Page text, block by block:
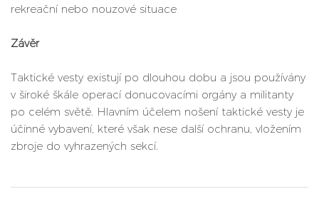
rekreační nebo nouzové situace
Závěr
Taktické vesty existují po dlouhou dobu a jsou používány
v široké škále operací donucovacími orgány a militanty
po celém světě. Hlavním účelem nošení taktické vesty je
účinné vybavení, které však nese další ochranu, vložením
zbroje do vyhrazených sekcí.